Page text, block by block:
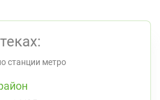
станции метро